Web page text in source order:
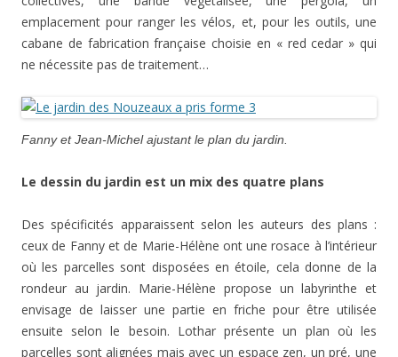
emplacement pour ranger les vélos, et, pour les outils, une
cabane de fabrication française choisie en « red cedar » qui
ne nécessite pas de traitement…
Fanny et Jean-Michel ajustant le plan du jardin.
Le dessin du jardin est un mix des quatre plans
Des spécificités apparaissent selon les auteurs des plans :
ceux de Fanny et de Marie-Hélène ont une rosace à l’intérieur
où les parcelles sont disposées en étoile, cela donne de la
rondeur au jardin. Marie-Hélène propose un labyrinthe et
envisage de laisser une partie en friche pour être utilisée
ensuite selon le besoin. Lothar présente un plan où les
parcelles sont alignées mais avec un espace zen, un pré, une